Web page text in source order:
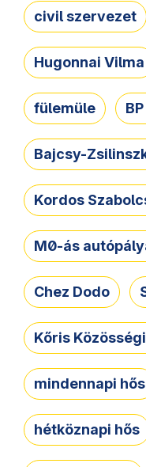
civil szervezet
Hugonnai Vilma
fülemüle
Bajcsy-
Kordos
M0-ás
Chez Dodo
Kőris
mindennapi hős
hétköznapi hős